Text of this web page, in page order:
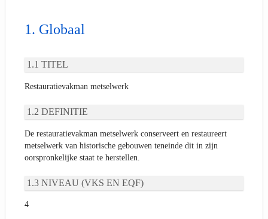
Globaal
TITEL
Restauratievakman metselwerk
DEFINITIE
De restauratievakman metselwerk conserveert en restaureert
metselwerk van historische gebouwen teneinde dit in zijn
oorspronkelijke staat te herstellen.
NIVEAU (VKS EN EQF)
4